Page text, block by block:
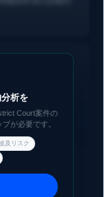
標的セクター
過去にも複数の通
企業群へのシリア
よるポートフォリ
析を
Court案件の
が必要です。
及リスク